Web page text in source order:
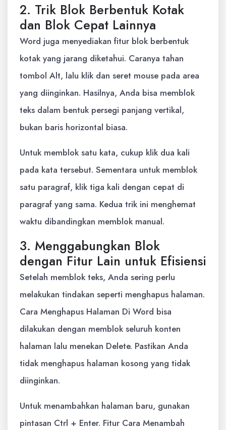
2. Trik Blok Berbentuk Kotak
dan Blok Cepat Lainnya
Word juga menyediakan fitur blok berbentuk
kotak yang jarang diketahui. Caranya tahan
tombol Alt, lalu klik dan seret mouse pada area
yang diinginkan. Hasilnya, Anda bisa memblok
teks dalam bentuk persegi panjang vertikal,
bukan baris horizontal biasa.
Untuk memblok satu kata, cukup klik dua kali
pada kata tersebut. Sementara untuk memblok
satu paragraf, klik tiga kali dengan cepat di
paragraf yang sama. Kedua trik ini menghemat
waktu dibandingkan memblok manual.
3. Menggabungkan Blok
dengan Fitur Lain untuk Efisiensi
Setelah memblok teks, Anda sering perlu
melakukan tindakan seperti menghapus halaman.
Cara Menghapus Halaman Di Word bisa
dilakukan dengan memblok seluruh konten
halaman lalu menekan Delete. Pastikan Anda
tidak menghapus halaman kosong yang tidak
diinginkan.
Untuk menambahkan halaman baru, gunakan
pintasan Ctrl + Enter. Fitur Cara Menambah